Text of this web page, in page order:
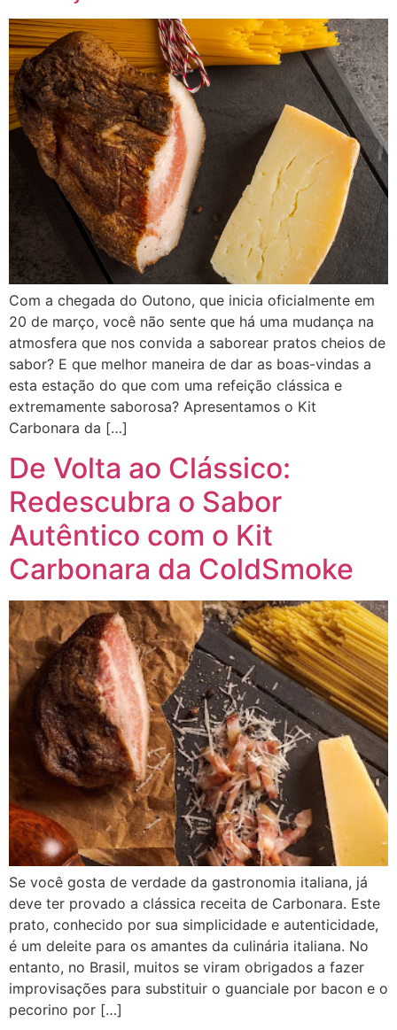
Com a chegada do Outono, que inicia oficialmente em
20 de março, você não sente que há uma mudança na
atmosfera que nos convida a saborear pratos cheios de
sabor? E que melhor maneira de dar as boas-vindas a
esta estação do que com uma refeição clássica e
extremamente saborosa? Apresentamos o Kit
Carbonara da […]
De Volta ao Clássico:
Redescubra o Sabor
Autêntico com o Kit
Carbonara da ColdSmoke
Se você gosta de verdade da gastronomia italiana, já
deve ter provado a clássica receita de Carbonara. Este
prato, conhecido por sua simplicidade e autenticidade,
é um deleite para os amantes da culinária italiana. No
entanto, no Brasil, muitos se viram obrigados a fazer
improvisações para substituir o guanciale por bacon e o
pecorino por […]